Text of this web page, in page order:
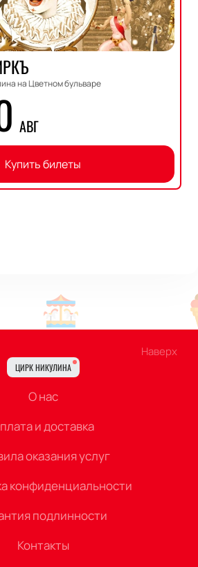
на Цветном бульваре
АВГ
Купить билеты
Наверх
ЦИРК НИКУЛИНА
О нас
и доставка
оказания услуг
конфиденциальности
подлинности
Контакты